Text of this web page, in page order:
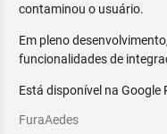
contaminou o usuário.
Em pleno
funcionalidades de
Está disponível na Google
FuraAedes